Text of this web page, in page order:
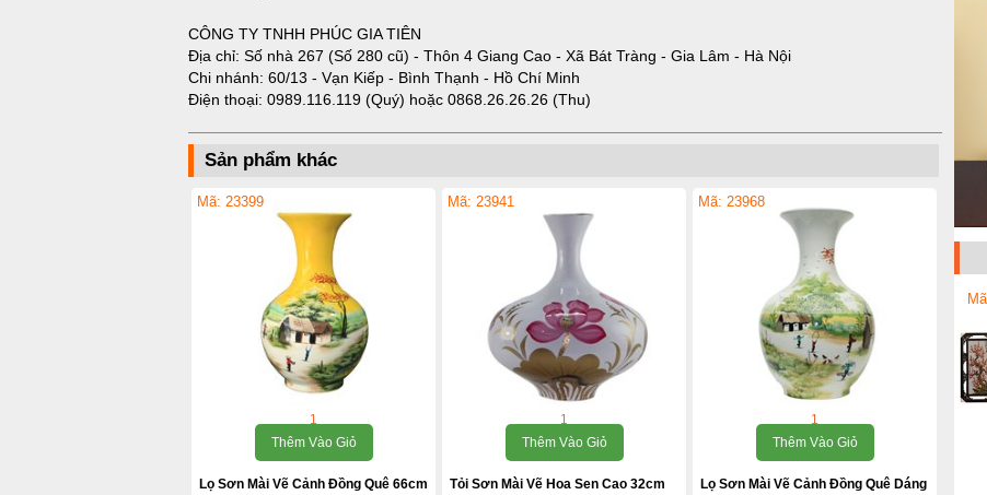
CÔNG TY TNHH PHÚC GIA TIÊN
Địa chỉ: Số nhà 267 (Số 280 cũ) - Thôn 4 Giang Cao - Xã Bát Tràng - Gia Lâm - Hà Nội
Chi nhánh: 60/13 - Vạn Kiếp - Bình Thạnh - Hồ Chí Minh
Điện thoại: 0989.116.119 (Quý) hoặc 0868.26.26.26 (Thu)
Sản phẩm khác
Mã: 23399
1
Thêm Vào Giỏ
Lọ Sơn Mài Vẽ Cảnh Đồng Quê 66cm
Mã: 23941
1
Thêm Vào Giỏ
Tỏi Sơn Mài Vẽ Hoa Sen Cao 32cm
Mã: 23968
1
Thêm Vào Giỏ
Lọ Sơn Mài Vẽ Cảnh Đồng Quê Dáng